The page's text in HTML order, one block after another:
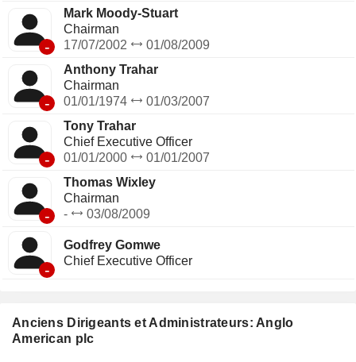
Anciens Dirigeants et Administrateurs: Anglo
American plc
-
Mark Moody-Stuart
Chairman
17/07/2002
01/08/2009
-
Anthony Trahar
Chairman
01/01/1974
01/03/2007
-
Tony Trahar
Chief Executive Officer
01/01/2000
01/01/2007
-
Thomas Wixley
Chairman
-
03/08/2009
-
Godfrey Gomwe
Chief Executive Officer